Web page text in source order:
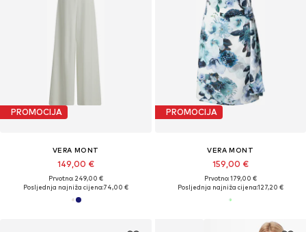
PROMOCIJA
VERA MONT
149,00 €
Prvotno: 249,00 €
Posljednja najniža cijena:74,00 €
PROMOCIJA
VERA MONT
159,00 €
Prvotno: 179,00 €
Posljednja najniža cijena:127,20 €